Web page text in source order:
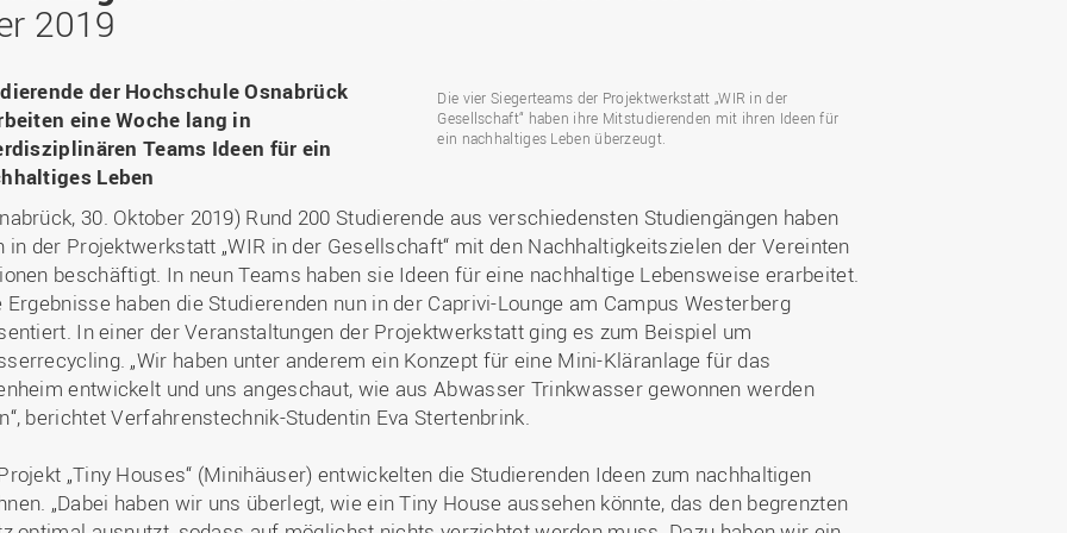
Winterprogramme
als Fremdsprache
Informationen für
Geflüchtete
Förderung internationaler
(FIT) in Osnabrück
Glossar
Studienqualitätsmittel
Bibliothek
Career Services
Engagement
Das bietet Osnabrück
und
Internationalisierung in der
Center
Hochschulbüro
Kooperationsmöglichkeiten
Forschungsergebnisse für
die Praxis
Transfer in die Gesellschaft
Forschungs-Nachrichten
Ausschreibungen zu
Förderungen und Preisen
Forschungsbericht
und Transfer
Fördergesellschaft
Hochschulzentrum China
(HZC)
Informatik (IuI)
Institut für Musik (IfM)
Kultur und
(MKT, Campus
Wirtschafts- und
Sozialwissenschaften
(WiSo)
Bibliothek
Professional School
Personensuche
2019
Die vier Siegerteams der Projektwerkstatt „WIR in der
Gesellschaft“ haben ihre Mitstudierenden mit ihren Ideen für
ein nachhaltiges Leben überzeugt.
der Hochschule Osnabrück
eine Woche lang in
Teams Ideen für ein
Leben
30. Oktober 2019) Rund 200 Studierende aus verschiedensten Studiengängen haben
in der Projektwerkstatt „WIR in der Gesellschaft“ mit den Nachhaltigkeitszielen der Vereinten
beschäftigt. In neun Teams haben sie Ideen für eine nachhaltige Lebensweise erarbeitet.
Ergebnisse haben die Studierenden nun in der Caprivi-Lounge am Campus Westerberg
In einer der Veranstaltungen der Projektwerkstatt ging es zum Beispiel um
„Wir haben unter anderem ein Konzept für eine Mini-Kläranlage für das
entwickelt und uns angeschaut, wie aus Abwasser Trinkwasser gewonnen werden
berichtet Verfahrenstechnik-Studentin Eva Stertenbrink.
„Tiny Houses“ (Minihäuser) entwickelten die Studierenden Ideen zum nachhaltigen
„Dabei haben wir uns überlegt, wie ein Tiny House aussehen könnte, das den begrenzten